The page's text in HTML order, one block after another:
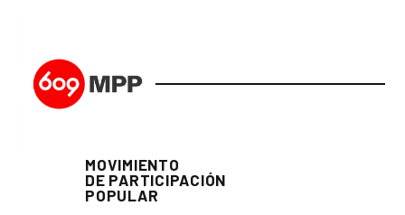
MOVIMIENTO
DE PARTICIPACIÓN
POPULAR